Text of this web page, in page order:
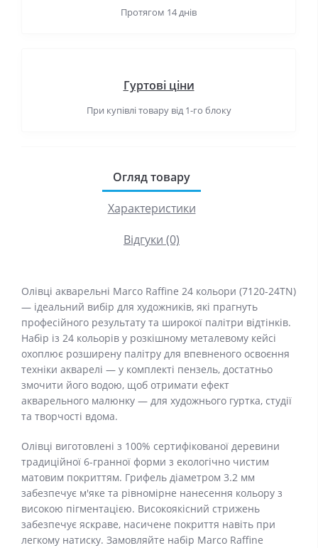
Протягом 14 днів
Гуртові ціни
При купівлі товару від 1-го блоку
Огляд товару
Характеристики
Відгуки (0)
Олівці акварельні Marco Raffine 24 кольори (7120-24TN)
— ідеальний вибір для художників, які прагнуть
професійного результату та широкої палітри відтінків.
Набір із 24 кольорів у розкішному металевому кейсі
охоплює розширену палітру для впевненого освоєння
техніки акварелі — у комплекті пензель, достатньо
змочити його водою, щоб отримати ефект
акварельного малюнку — для художнього гуртка, студії
та творчості вдома.
Олівці виготовлені з 100% сертифікованої деревини
традиційної 6-гранної форми з екологічно чистим
матовим покриттям. Грифель діаметром 3.2 мм
забезпечує м'яке та рівномірне нанесення кольору з
високою пігментацією. Високоякісний стрижень
забезпечує яскраве, насичене покриття навіть при
легкому натиску. Замовляйте набір Marco Raffine